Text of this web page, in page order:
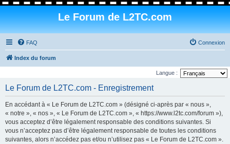
Le Forum de L2TC.com
FAQ Connexion
Index du forum
Langue :
Le Forum de L2TC.com - Enregistrement
En accédant à « Le Forum de L2TC.com » (désigné ci-après par « nous »,
« notre », « nos », « Le Forum de L2TC.com », « https://www.l2tc.com/forum »),
vous acceptez d’être légalement responsable des conditions suivantes. Si
vous n’acceptez pas d’être légalement responsable de toutes les conditions
suivantes, alors n’accédez pas et/ou n’utilisez pas « Le Forum de L2TC.com ».